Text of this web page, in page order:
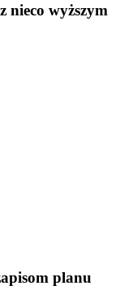
wyższym
planu